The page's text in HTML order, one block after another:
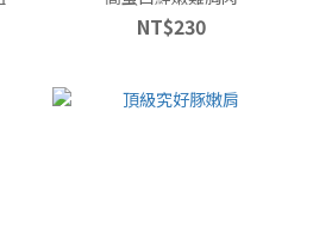
NT$230